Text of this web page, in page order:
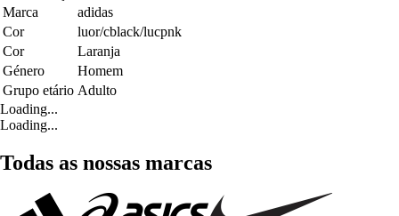
Marca
adidas
Cor
luor/cblack/lucpnk
Cor
Laranja
Género
Homem
Grupo etário Adulto
Loading...
Loading...
Todas as nossas marcas